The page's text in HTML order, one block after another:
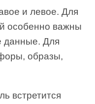
и левое. Для
особенно важны
данные. Для
образы,
встретится